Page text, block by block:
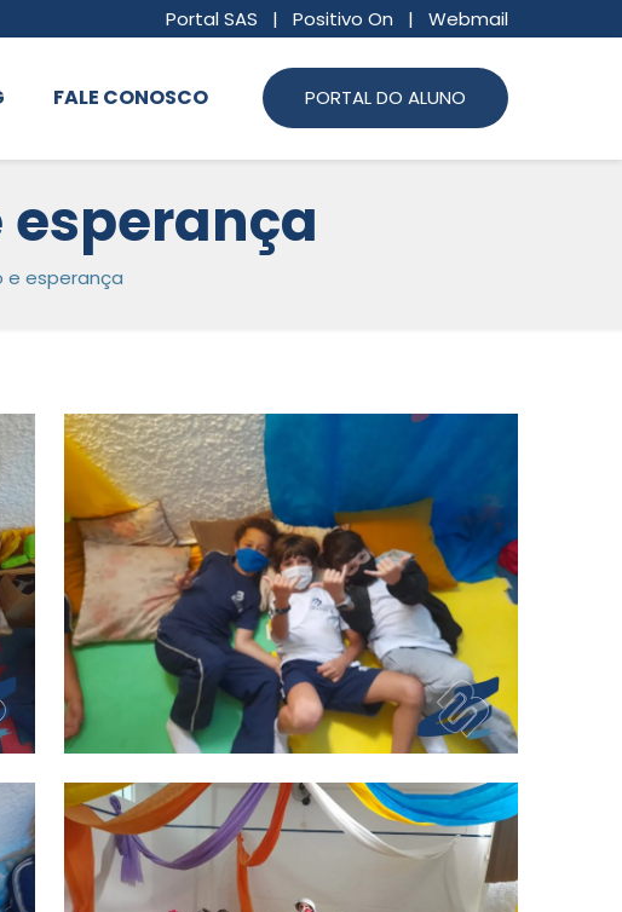
Portal SAS | Positivo On | Webmail
FALE CONOSCO PORTAL DO ALUNO
esperança
e esperança